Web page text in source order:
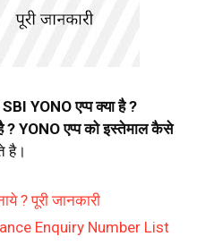
SBI YONO एप्प क्या है ?
? YONO एप्प को इस्तेमाल कैसे
है।
? पूरी जानकारी
Enquiry Number List